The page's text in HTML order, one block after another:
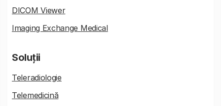
DICOM Viewer
Imaging Exchange Medical
Soluții
Teleradiologie
Telemedicină